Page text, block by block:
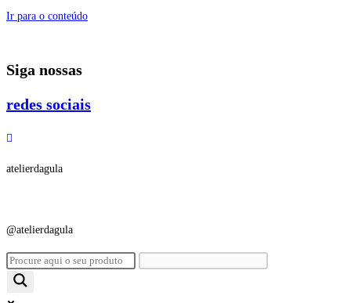
Ir para o conteúdo
Siga nossas
redes sociais
atelierdagula
@atelierdagula